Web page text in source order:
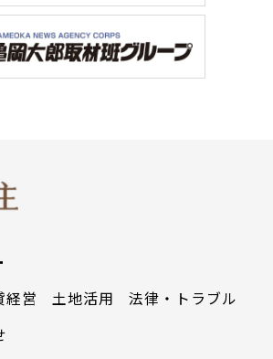
きれいに使ってくれてい
Ａさんの愛情を感じたので
まず美容室のSNSを立ち
孫娘が七五三の髪を結い上
る様子や店で販売している
経営 土地活用
法律・トラブル